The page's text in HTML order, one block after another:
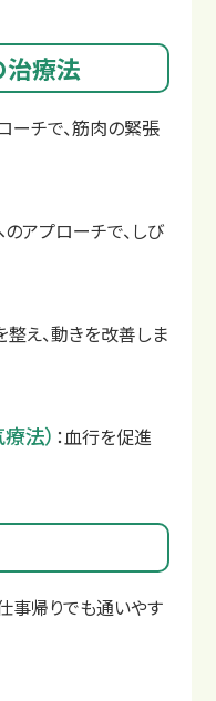
治療法
ーチで、筋肉の緊張
のアプローチで、しび
整え、動きを改善しま
法） ：血行を促進
仕事帰りでも通いやす